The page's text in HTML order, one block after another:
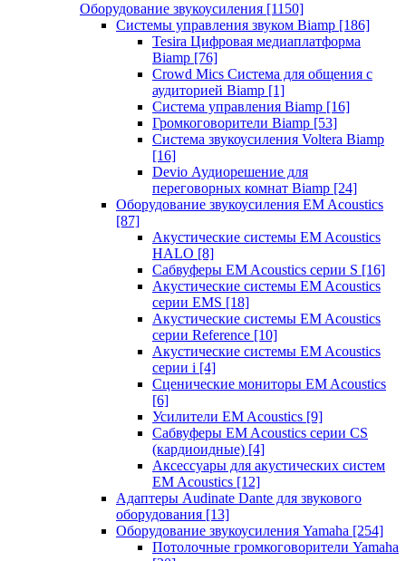
Оборудование звукоусиления [1150]
Системы управления звуком Biamp [186]
Tesira Цифровая медиаплатформа
Biamp [76]
Crowd Mics Система для общения с
аудиторией Biamp [1]
Система управления Biamp [16]
Громкоговорители Biamp [53]
Система звукоусиления Voltera Biamp
[16]
Devio Аудиорешение для
переговорных комнат Biamp [24]
Оборудование звукоусиления EM Acoustics
[87]
Акустические системы EM Acoustics
HALO [8]
Сабвуферы EM Acoustics серии S [16]
Акустические системы EM Acoustics
серии EMS [18]
Акустические системы EM Acoustics
серии Reference [10]
Акустические системы EM Acoustics
серии i [4]
Сценические мониторы EM Acoustics
[6]
Усилители EM Acoustics [9]
Сабвуферы EM Acoustics серии CS
(кардиоидные) [4]
Аксессуары для акустических систем
EM Acoustics [12]
Адаптеры Audinate Dante для звукового
оборудования [13]
Оборудование звукоусиления Yamaha [254]
Потолочные громкоговорители Yamaha